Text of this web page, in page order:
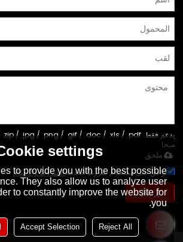
ميجا
ملحق
توافق على استخدام شروط الخدمة,الشروط والاحكام
إرسال
settings
to provide you with the best possible
They also allow us to analyze user
to constantly improve the website for
you.
Reject All
Accept Selection